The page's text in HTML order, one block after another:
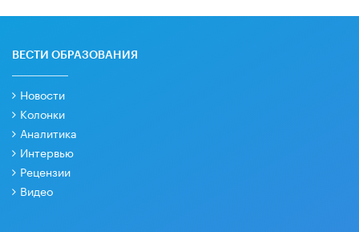
ВЕСТИ ОБРАЗОВАНИЯ
Новости
Колонки
Аналитика
Интервью
Рецензии
Видео